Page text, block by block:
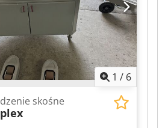
1 / 6
skośne